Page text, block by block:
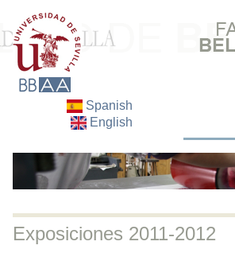
Spanish
English
Buscar
Exposiciones 2011-2012